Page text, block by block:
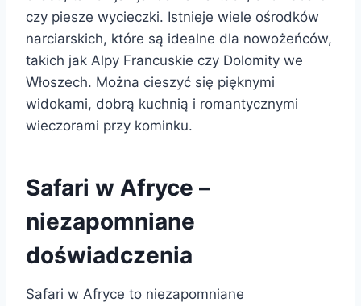
czy piesze wycieczki. Istnieje wiele ośrodków
narciarskich, które są idealne dla nowożeńców,
takich jak Alpy Francuskie czy Dolomity we
Włoszech. Można cieszyć się pięknymi
widokami, dobrą kuchnią i romantycznymi
wieczorami przy kominku.
Safari w Afryce –
niezapomniane
doświadczenia
Safari w Afryce to niezapomniane